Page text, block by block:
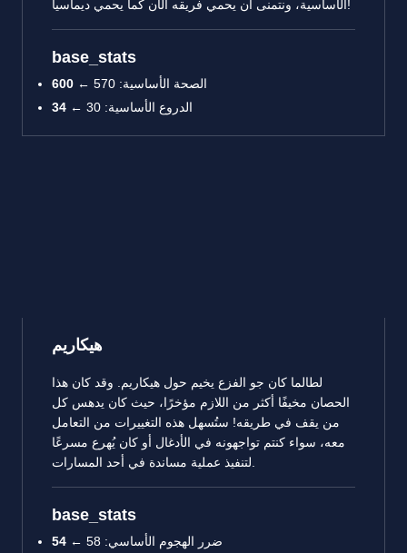
الأساسية، ونتمنى أن يحمي فريقه الآن كما يحمي ديماسيا!
base_stats
الصحة الأساسية: 570 ←
الدروع الأساسية: 30 ←
هيكاريم
لطالما كان جو الفزع يخيم حول هيكاريم. وقد كان هذا
الحصان مخيفًا أكثر من اللازم مؤخرًا، حيث كان يدهس كل
من يقف في طريقه! ستُسهل هذه التغييرات من التعامل
معه، سواء كنتم تواجهونه في الأدغال أو كان يُهرع مسرعًا
base_stats
ضرر الهجوم الأساسي: 58 ←